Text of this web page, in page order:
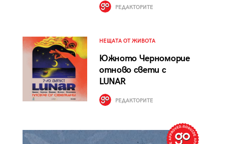
РЕДАКТОРИТЕ
НЕЩАТА ОТ ЖИВОТА
Южното Черноморие
отново свети с
LUNAR
РЕДАКТОРИТЕ